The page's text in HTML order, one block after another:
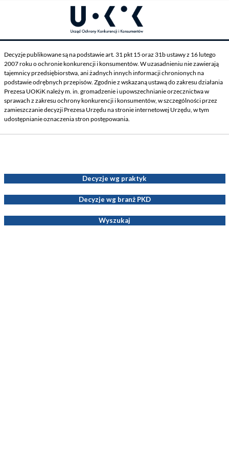
Decyzje publikowane są na podstawie art. 31 pkt 15 oraz 31b ustawy z 16 lutego
2007 roku o ochronie konkurencji i konsumentów. W uzasadnieniu nie zawierają
tajemnicy przedsiębiorstwa, ani żadnych innych informacji chronionych na
podstawie odrębnych przepisów. Zgodnie z wskazaną ustawą do zakresu działania
Prezesa UOKiK należy m. in. gromadzenie i upowszechnianie orzecznictwa w
sprawach z zakresu ochrony konkurencji i konsumentów, w szczególności przez
zamieszczanie decyzji Prezesa Urzędu na stronie internetowej Urzędu, w tym
udostępnianie oznaczenia stron postępowania.
Decyzje wg praktyk
Decyzje wg branż PKD
Wyszukaj